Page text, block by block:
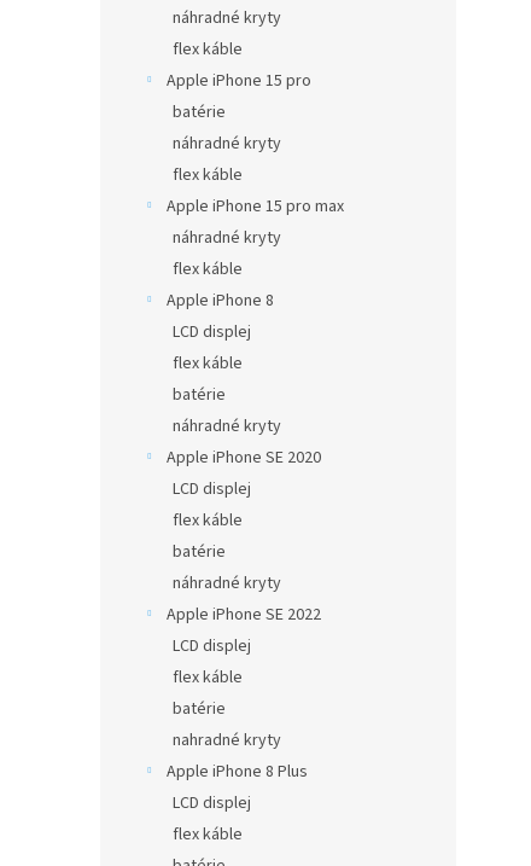
náhradné kryty
flex káble
Apple iPhone 15 pro
batérie
náhradné kryty
flex káble
Apple iPhone 15 pro max
náhradné kryty
flex káble
Apple iPhone 8
LCD displej
flex káble
batérie
náhradné kryty
Apple iPhone SE 2020
LCD displej
flex káble
batérie
náhradné kryty
Apple iPhone SE 2022
LCD displej
flex káble
batérie
nahradné kryty
Apple iPhone 8 Plus
LCD displej
flex káble